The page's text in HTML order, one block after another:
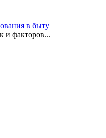
в быту
и факторов...